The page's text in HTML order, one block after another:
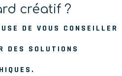
créatif ?
DE VOUS CONSEILLER
DES SOLUTIONS